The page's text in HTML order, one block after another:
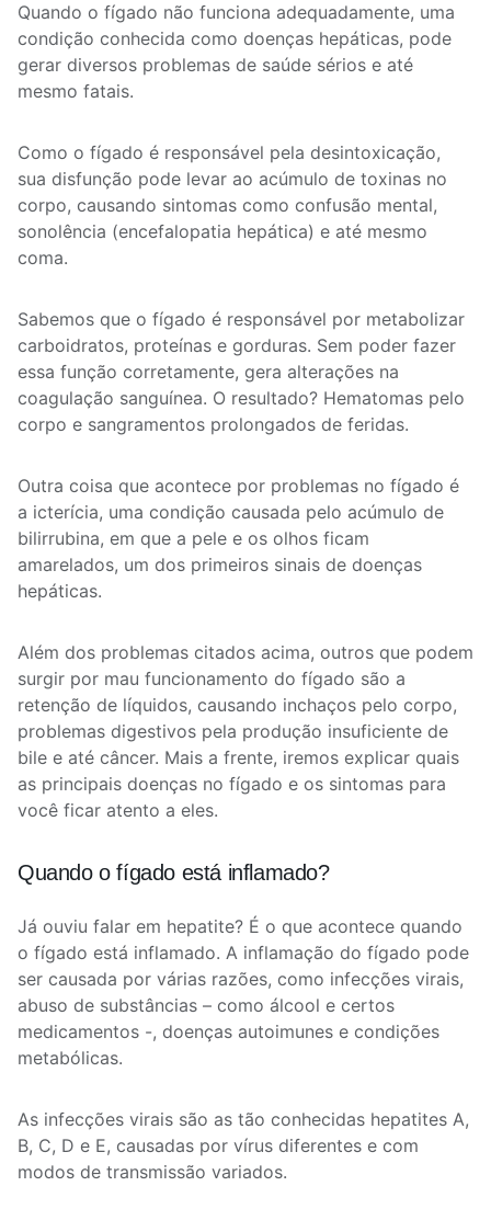
Quando o fígado não funciona adequadamente, uma
condição conhecida como doenças hepáticas, pode
gerar diversos problemas de saúde sérios e até
mesmo fatais.
Como o fígado é responsável pela desintoxicação,
sua disfunção pode levar ao acúmulo de toxinas no
corpo, causando sintomas como confusão mental,
sonolência (encefalopatia hepática) e até mesmo
coma.
Sabemos que o fígado é responsável por metabolizar
carboidratos, proteínas e gorduras. Sem poder fazer
essa função corretamente, gera alterações na
coagulação sanguínea. O resultado? Hematomas pelo
corpo e sangramentos prolongados de feridas.
Outra coisa que acontece por problemas no fígado é
a icterícia, uma condição causada pelo acúmulo de
bilirrubina, em que a pele e os olhos ficam
amarelados, um dos primeiros sinais de doenças
hepáticas.
Além dos problemas citados acima, outros que podem
surgir por mau funcionamento do fígado são a
retenção de líquidos, causando inchaços pelo corpo,
problemas digestivos pela produção insuficiente de
bile e até câncer. Mais a frente, iremos explicar quais
as principais doenças no fígado e os sintomas para
você ficar atento a eles.
Quando o fígado está inflamado?
Já ouviu falar em hepatite? É o que acontece quando
o fígado está inflamado. A inflamação do fígado pode
ser causada por várias razões, como infecções virais,
abuso de substâncias – como álcool e certos
medicamentos -, doenças autoimunes e condições
metabólicas.
As infecções virais são as tão conhecidas hepatites A,
B, C, D e E, causadas por vírus diferentes e com
modos de transmissão variados.